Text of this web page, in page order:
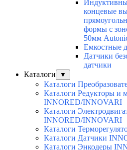
концевые
формы с
50мм
Емкостные
Датчики
датчики
Каталоги
▼
Каталоги
Каталоги Редукторы и
INNORED/INNOVARI
Каталоги
INNORED/INNOVARI
Каталоги
Каталоги Датчики
Каталоги Энкодеры